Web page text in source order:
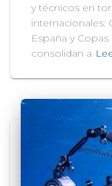
y técnicos en
internacionales:
España y
consolidan a